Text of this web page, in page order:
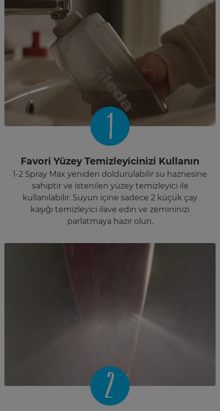
1
Favori Yüzey Temizleyicinizi Kullanın
1-2 Spray Max yeniden doldurulabilir su haznesine
sahiptir ve istenilen yüzey temizleyici ile
kullanılabilir. Suyun içine sadece 2 küçük çay
kaşığı temizleyici ilave edin ve zemininizi
parlatmaya hazır olun.
2